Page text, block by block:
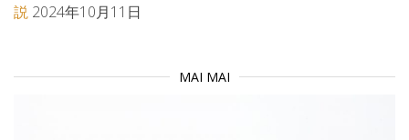
説 2024年10月11日
MAI MAI